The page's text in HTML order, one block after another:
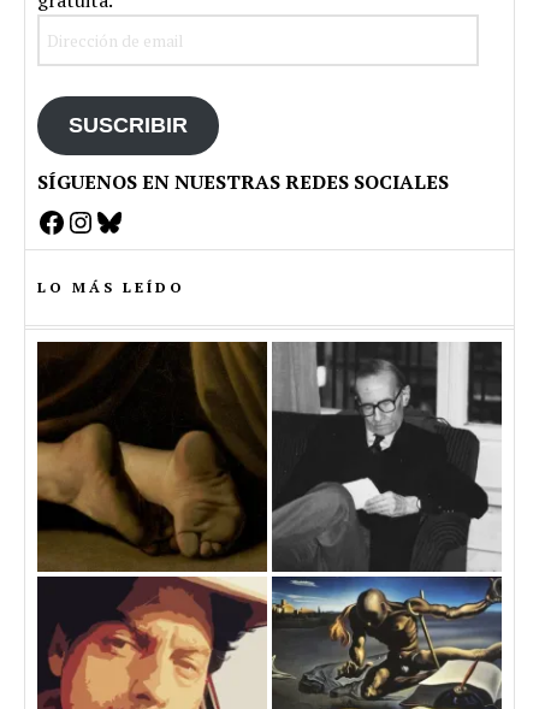
SUSCRIBIR
SÍGUENOS EN NUESTRAS REDES SOCIALES
Facebook
Instagram
Bluesky
LO MÁS LEÍDO